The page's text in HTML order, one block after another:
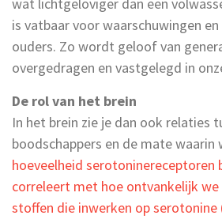
wat lichtgeloviger dan een
is vatbaar voor waarschuwingen
ouders. Zo wordt geloof van
overgedragen en vastgelegd in
De rol van het brein
In het brein zie je dan ook relaties
boodschappers en de mate waarin
hoeveelheid serotoninereceptoren
correleert met hoe ontvankelijk
stoffen die inwerken op serotonine